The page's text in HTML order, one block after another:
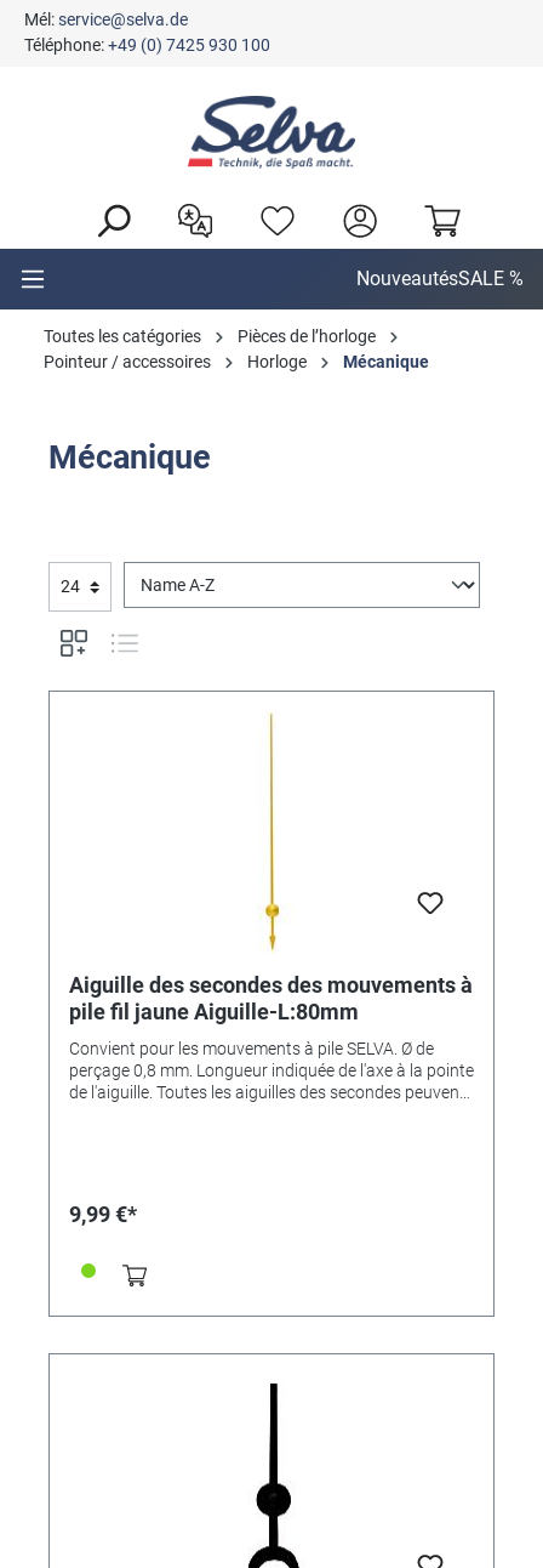
principal
Mél:service@selva.de
Téléphone:+49 (0) 7425 930 100
NouveautésSALE %
Toutes les catégories
Pièces de l’horloge
Pointeur / accessoires
Horloge Mécanique
Mécanique
Aiguille des secondes des mouvements à
pile fil jaune Aiguille-L:80mm
Convient pour les mouvements à pile SELVA. Ø de
perçage 0,8 mm. Longueur indiquée de l'axe à la pointe
de l'aiguille. Toutes les aiguilles des secondes peuvent
9,99 €*